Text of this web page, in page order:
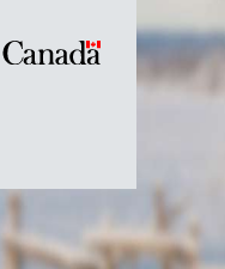
Symbole
Canada